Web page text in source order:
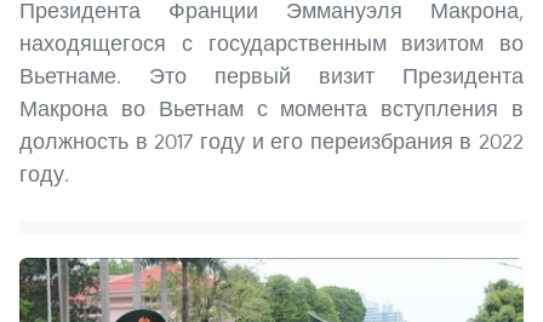
Президента Франции Эммануэля Макрона,
находящегося с государственным визитом во
Вьетнаме. Это первый визит Президента
Макрона во Вьетнам с момента вступления в
должность в 2017 году и его переизбрания в 2022
году.